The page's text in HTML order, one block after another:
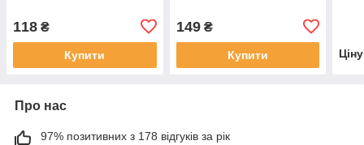
118 ₴
Купити
149₴
Купити
Про нас
97% позитивних з 178 відгуків за рік